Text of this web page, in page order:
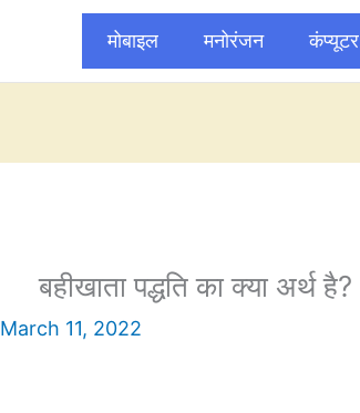
मोबाइल मनोरंजन कंप्यूटर
बहीखाता पद्धति का क्या अर्थ है?
March 11, 2022